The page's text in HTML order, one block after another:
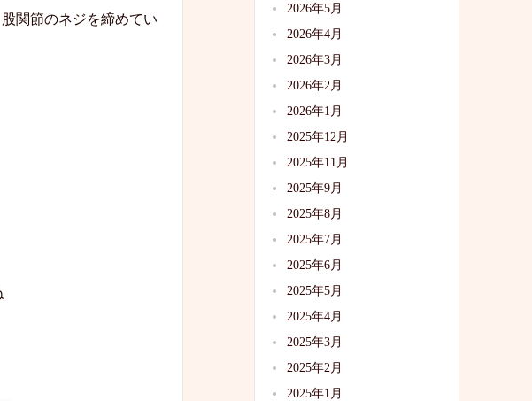
関節のネジを締めてい
2026年5月
2026年4月
2026年3月
2026年2月
2026年1月
2025年12月
2025年11月
2025年9月
2025年8月
2025年7月
2025年6月
2025年5月
2025年4月
2025年3月
2025年2月
2025年1月